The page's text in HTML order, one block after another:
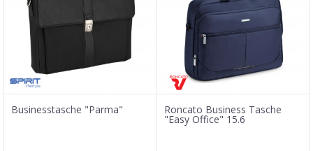
Businesstasche "Parma" Roncato Business Tasche
"Easy Office" 15.6